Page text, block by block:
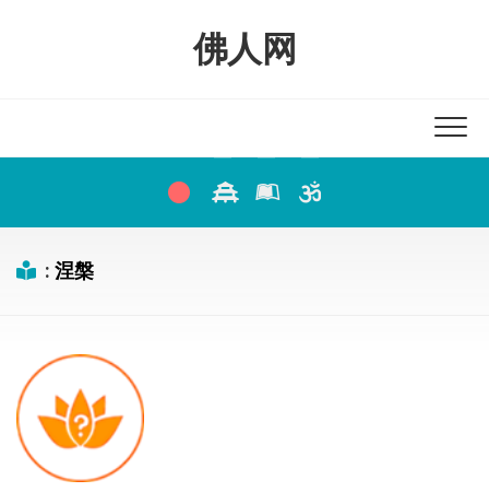
佛人网
: 涅槃